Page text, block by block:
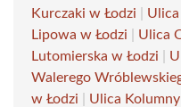
Kurczaki w Łodzi
Lipowa w Łodzi
Ulica
Lutomierska w Łodzi
Walerego
w Łodzi
Ulica